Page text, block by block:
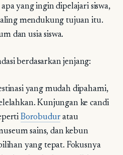
yang ingin dipelajari siswa,
mendukung tujuan itu.
dan usia siswa.
berdasarkan jenjang:
yang mudah dipahami,
Kunjungan ke candi
Borobudur atau
sains, dan kebun
yang tepat. Fokusnya